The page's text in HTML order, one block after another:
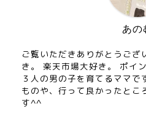
あの
ご覧いただきありがとうござ
き。 楽天市場大好き。 ポイ
３人の男の子を育てるママで
ものや、行って良かったとこ
す^^